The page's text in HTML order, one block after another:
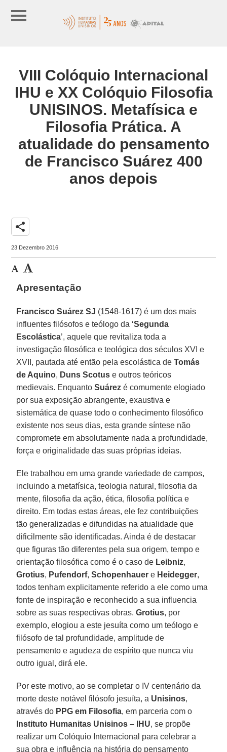
VIII Colóquio Internacional
IHU e XX Colóquio Filosofia
UNISINOS. Metafísica e
Filosofia Prática. A
atualidade do pensamento
de Francisco Suárez 400
anos depois
share
23 Dezembro 2016
Apresentação
Francisco Suárez SJ (1548-1617) é um dos mais
influentes filósofos e teólogo da ‘Segunda
Escolástica’, aquele que revitaliza toda a
investigação filosófica e teológica dos séculos XVI e
XVII, pautada até então pela escolástica deTomás
de Aquino, Duns Scotus e outros teóricos
medievais. EnquantoSuárez é comumente elogiado
por sua exposição abrangente, exaustiva e
sistemática de quase todo o conhecimento filosófico
existente nos seus dias, esta grande síntese não
compromete em absolutamente nada a profundidade,
força e originalidade das suas próprias ideias.
Ele trabalhou em uma grande variedade de campos,
incluindo a metafísica, teologia natural, filosofia da
mente, filosofia da ação, ética, filosofia política e
direito. Em todas estas áreas, ele fez contribuições
tão generalizadas e difundidas na atualidade que
dificilmente são identificadas. Ainda é de destacar
que figuras tão diferentes pela sua origem, tempo e
orientação filosófica como é o caso de Leibniz,
Grotius, Pufendorf,Schopenhauer e Heidegger,
todos tenham explicitamente referido a ele como uma
fonte de inspiração e reconhecido a sua influencia
sobre as suas respectivas obras.Grotius, por
exemplo, elogiou a este jesuíta como um teólogo e
filósofo de tal profundidade, amplitude de
pensamento e agudeza de espírito que nunca viu
outro igual, dirá ele.
Por este motivo, ao se completar o IV centenário da
morte deste notável filósofo jesuíta, a Unisinos,
através do PPG em Filosofia, em parceria com o
Instituto Humanitas Unisinos – IHU, se propõe
realizar um Colóquio Internacional para celebrar a
sua obra e influência na história do pensamento